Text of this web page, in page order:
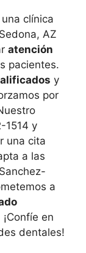
clínica
AZ
atención
pacientes.
y
por
1514 y
una cita
a las
a
en
dentales!